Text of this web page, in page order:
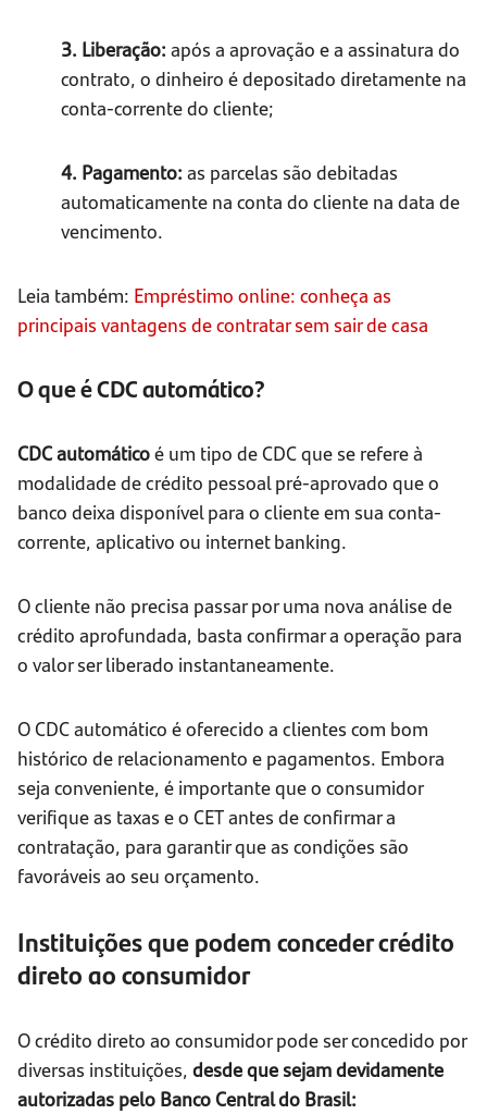
3. Liberação: após a aprovação e a assinatura do
contrato, o dinheiro é depositado diretamente na
conta-corrente do cliente;
4. Pagamento: as parcelas são debitadas
automaticamente na conta do cliente na data de
vencimento.
Leia também: Empréstimo online: conheça as
principais vantagens de contratar sem sair de casa
O que é CDC automático?
CDC automáticoé um tipo de CDC que se refere à
modalidade de crédito pessoal pré-aprovado que o
banco deixa disponível para o cliente em sua conta-
corrente, aplicativo ou internet banking.
O cliente não precisa passar por uma nova análise de
crédito aprofundada, basta confirmar a operação para
o valor ser liberado instantaneamente.
O CDC automático é oferecido a clientes com bom
histórico de relacionamento e pagamentos. Embora
seja conveniente, é importante que o consumidor
verifique as taxas e o CET antes de confirmar a
contratação, para garantir que as condições são
favoráveis ao seu orçamento.
Instituições que podem conceder crédito
direto ao consumidor
O crédito direto ao consumidor pode ser concedido por
diversas instituições, desde que sejam devidamente
autorizadas pelo Banco Central do Brasil: